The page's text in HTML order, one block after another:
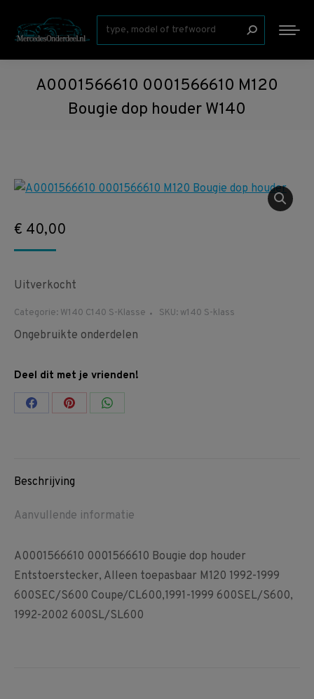
Zoeken:
A0001566610 0001566610 M120
Bougie dop houder W140
€ 40,00
Uitverkocht
Categorie: W140 C140 S-Klasse SKU: w140 S-klass
Ongebruikte onderdelen
Deel dit met je vrienden!
Share Share Share
Beschrijving
Aanvullende informatie
A0001566610 0001566610 Bougie dop houder
Entstoerstecker, Alleen toepasbaar M120 1992-1999
600SEC/S600 Coupe/CL600,1991-1999 600SEL/S600,
1992-2002 600SL/SL600